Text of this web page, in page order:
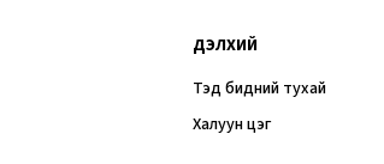
ДЭЛХИЙ
Тэд бидний тухай
Халуун цэг